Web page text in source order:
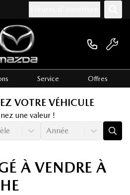
Service Offres
VOTRE VÉHICULE
une valeur !
Année
À VENDRE À